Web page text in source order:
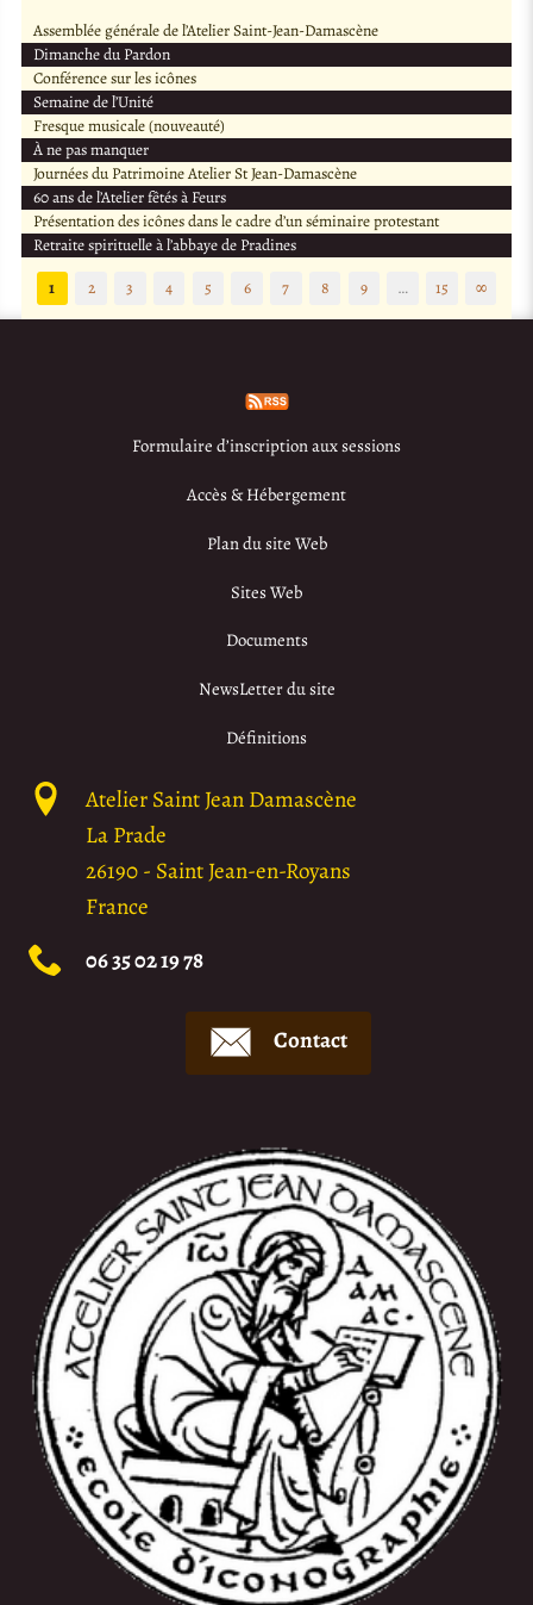
Assemblée générale de l’Atelier Saint-Jean-Damascène
Dimanche du Pardon
Conférence sur les icônes
Semaine de l’Unité
Fresque musicale (nouveauté)
À ne pas manquer
Journées du Patrimoine Atelier St Jean-Damascène
60 ans de l’Atelier fêtés à Feurs
Présentation des icônes dans le cadre d’un séminaire protestant
Retraite spirituelle à l’abbaye de Pradines
1
2 3 4 5 6 7 8 9 … 15 ∞
Formulaire d’inscription aux sessions
Accès & Hébergement
Plan du site Web
Sites Web
Documents
NewsLetter du site
Définitions
Atelier Saint Jean Damascène
La Prade
26190- Saint Jean-en-Royans
France
06 35 02 19 78
Contact